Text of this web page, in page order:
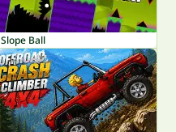
Slope Ball